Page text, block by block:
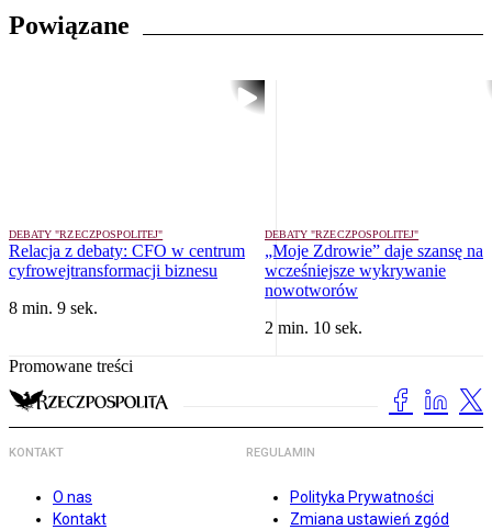
Powiązane
DEBATY "RZECZPOSPOLITEJ"
Relacja z debaty: CFO w centrum
cyfrowejtransformacji biznesu
8 min. 9 sek.
DEBATY "RZECZPOSPOLITEJ"
„Moje Zdrowie” daje szansę na
wcześniejsze wykrywanie
nowotworów
2 min. 10 sek.
Promowane treści
KONTAKT
O nas
Kontakt
REGULAMIN
Polityka Prywatności
Zmiana ustawień zgód